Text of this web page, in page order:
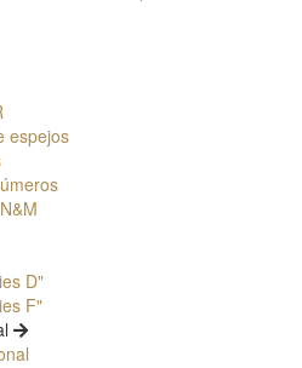
espejos
D"
F"